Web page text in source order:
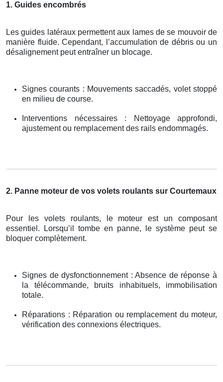
1. Guides encombrés
Les guides latéraux permettent aux lames de se mouvoir de
manière fluide. Cependant, l’accumulation de débris ou un
désalignement peut entraîner un blocage.
Signes courants : Mouvements saccadés, volet stoppé
en milieu de course.
Interventions nécessaires : Nettoyage approfondi,
ajustement ou remplacement des rails endommagés.
2. Panne moteur de vos volets roulants sur Courtemaux
Pour les volets roulants, le moteur est un composant
essentiel. Lorsqu’il tombe en panne, le système peut se
bloquer complètement.
Signes de dysfonctionnement : Absence de réponse à
la télécommande, bruits inhabituels, immobilisation
totale.
Réparations : Réparation ou remplacement du moteur,
vérification des connexions électriques.